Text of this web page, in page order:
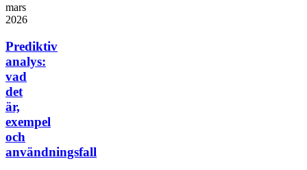
mars
2026
Prediktiv
analys:
vad
det
är,
exempel
och
användningsfall